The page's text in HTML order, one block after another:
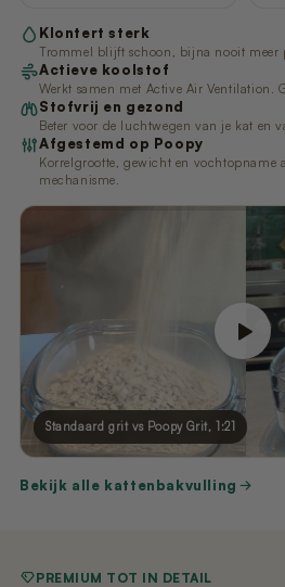
Bekijk alle kattenbakvulling
Standaard grit vs Poopy Grit, 1:21
Klontert sterk
Trommel blijft schoon, bijna nooit meer
Actieve koolstof
Werkt samen met Active Air Ventilation.
Stofvrij en gezond
Beter voor de luchtwegen van je kat en
Afgestemd op Poopy
Korrelgrootte, gewicht en vochtopname
mechanisme.
PREMIUM TOT IN DETAIL